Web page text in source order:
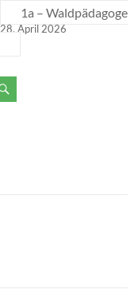
1a – Waldpädagoge
28. April 2026